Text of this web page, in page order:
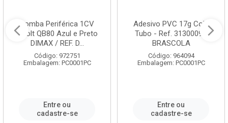
Bomba Periférica 1CV
Bivolt QB80 Azul e Preto
DIMAX / REF. D...
Código: 972751
Embalagem: PC0001PC
Entre ou
cadastre-se
Adesivo PVC 17g Cola
Tubo - Ref. 3130009 -
BRASCOLA
Código: 964094
Embalagem: PC0001PC
Entre ou
cadastre-se